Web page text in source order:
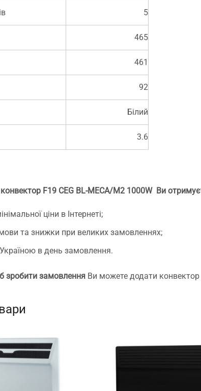
5
465
461
92
Білий
3.6
F19 CEG BL-MECA/M2 1000W Ви
ціни в Інтернеті;
та знижки при великих замовленнях;
в день замовлення.
зробити замовлення Ви можете додати конвектор